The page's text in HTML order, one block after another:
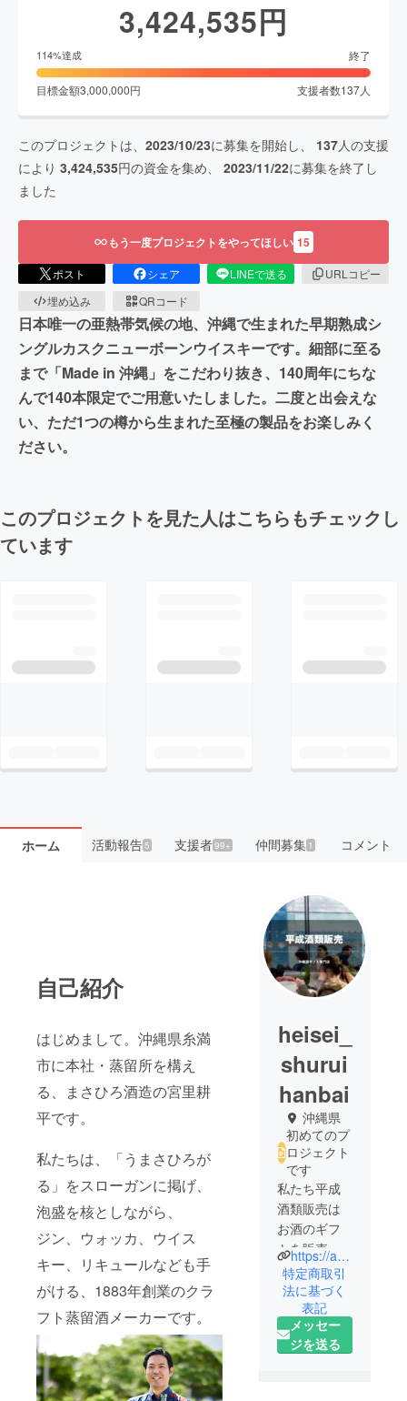
3,424,535円
114%達成 終了
目標金額3,000,000円 支援者数137人
このプロジェクトは、 2023/10/23に募集を開始し、 137人の支援
により 3,424,535円の資金を集め、 2023/11/22に募集を終了し
ました
もう一度プロジェクトをやってほしい 15
ポスト シェア LINEで送る
URLコピー
埋め込み
QRコード
日本唯一の亜熱帯気候の地、沖縄で生まれた早期熟成シ
ングルカスクニューボーンウイスキーです。細部に至る
まで「Made in 沖縄」をこだわり抜き、140周年にちな
んで140本限定でご用意いたしました。二度と出会えな
い、ただ1つの樽から生まれた至極の製品をお楽しみく
ださい。
このプロジェクトを見た人はこちらもチェックし
ています
ホーム 活動報告5 支援者99+ 仲間募集 1 コメント
自己紹介
はじめまして。沖縄県糸満
市に本社・蒸留所を構え
る、まさひろ酒造の宮里耕
平です。
私たちは、「うまさひろが
る」をスローガンに掲げ、
泡盛を核としながら、
ジン、ウォッカ、ウイス
キー、リキュールなども手
がける、1883年創業のクラ
フト蒸留酒メーカーです。
heisei_
shurui
hanbai
沖縄県
初めてのプ
ロジェクト
です
私たち平成
酒類販売は
お酒のギフ
トを販売す
る会社で
す。
主に沖縄の
琉球泡盛を
扱っていま
https://awamori-good.jp/company/
特定商取引
法に基づく
表記
メッセー
ジを送る